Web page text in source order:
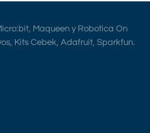
Maqueen y Robotica On
Kits Cebek, Adafruit, Sparkfun.